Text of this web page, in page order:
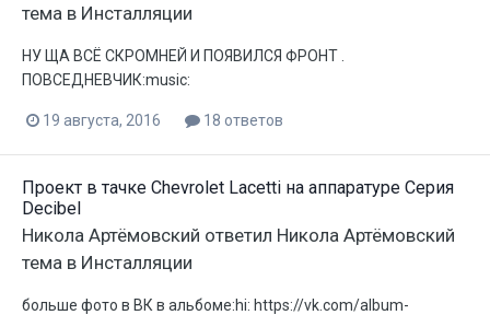
тема в Инсталляции
НУ ЩА ВСЁ СКРОМНЕЙ И ПОЯВИЛСЯ ФРОНТ .
ПОВСЕДНЕВЧИК:music:
19 августа, 2016 18 ответов
Проект в тачке Chevrolet Lacetti на аппаратуре Серия
Decibel
Никола Артёмовский ответил Никола Артёмовский
тема в Инсталляции
больше фото в ВК в альбоме:hi: https://vk.com/album-